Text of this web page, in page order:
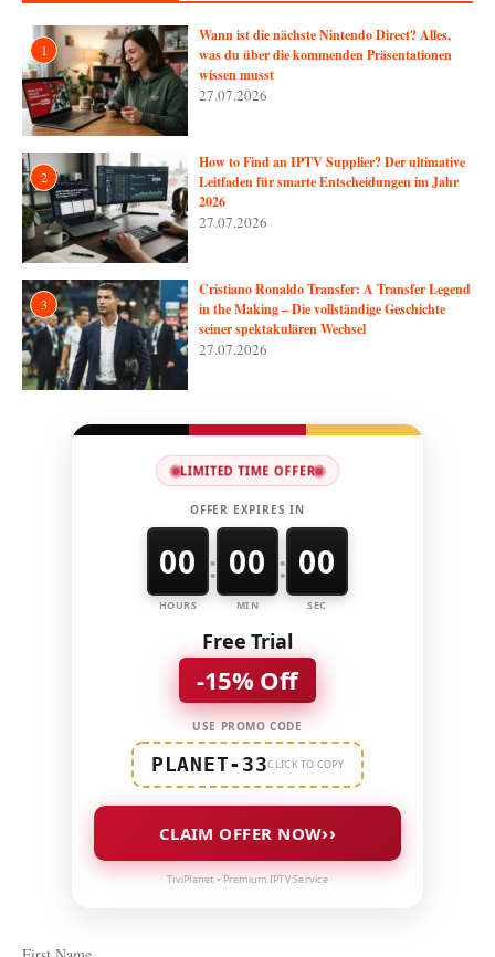
1
Wann ist die nächste Nintendo Direct? Alles,
was du über die kommenden Präsentationen
wissen musst
27.07.2026
2
How to Find an IPTV Supplier? Der ultimative
Leitfaden für smarte Entscheidungen im Jahr
2026
27.07.2026
3
Cristiano Ronaldo Transfer: A Transfer Legend
in the Making – Die vollständige Geschichte
seiner spektakulären Wechsel
27.07.2026
LIMITED TIME OFFER
OFFER EXPIRES IN
00
HOURS
: 00
MIN
: 00
SEC
Free Trial
-15% Off
USE PROMO CODE
PLANET-33CLICK TO COPY
CLAIM OFFER NOW››
TiviPlanet • Premium IPTV Service